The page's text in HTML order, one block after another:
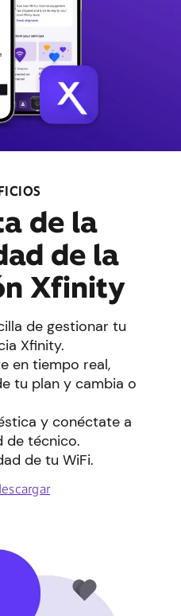
de la
de la
Xfinity
de gestionar tu
Xfinity.
en tiempo real,
tu plan y cambia o
y conéctate a
de técnico.
de tu WiFi.